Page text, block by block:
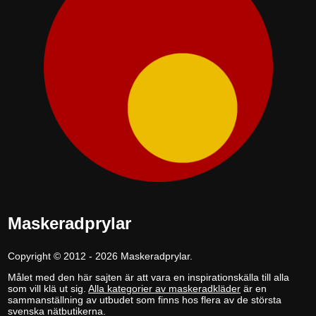
Slim fit Inget annat på bilderna
ingår Finns i storlek: 46, 48, 50,
52, 54, 56, 58, 60 och 62 Detta är
en officiellt licensierad Super
Mario Bros&trade produkt.
Maskeradprylar
Copyright © 2012 - 2026 Maskeradprylar.
Målet med den här sajten är att vara en inspirationskälla till alla
som vill klä ut sig.Alla kategorier av maskeradkläder är en
sammanställning av utbudet som finns hos flera av de största
svenska nätbutikerna.